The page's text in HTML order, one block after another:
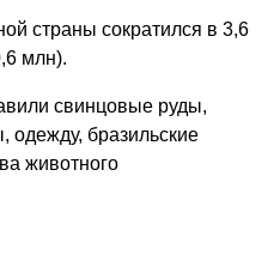
страны сократился в 3,6
млн).
свинцовые руды,
одежду, бразильские
животного